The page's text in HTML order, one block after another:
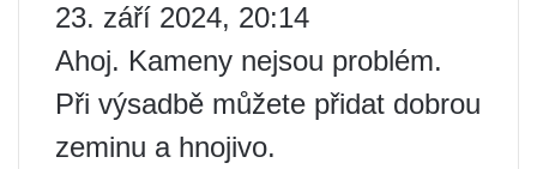
23. září 2024, 20:14
Ahoj. Kameny nejsou problém.
Při výsadbě můžete přidat dobrou
zeminu a hnojivo.